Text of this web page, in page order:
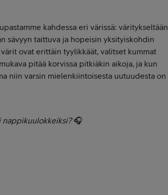
kahdessa eri värissä: väritykseltään
sävyyn taittuva ja hopeisin yksityiskohdin
ovat erittäin tyylikkäät, valitset kummat
pitää korvissa pitkiäkin aikoja, ja kun
niin varsin mielenkiintoisesta uutuudesta on
nappikuulokkeiksi?🎧